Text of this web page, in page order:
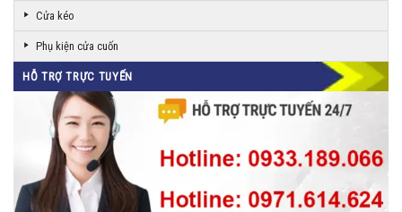
Cửa kéo
Phụ kiện cửa cuốn
HỖ TRỢ TRỰC TUYẾN